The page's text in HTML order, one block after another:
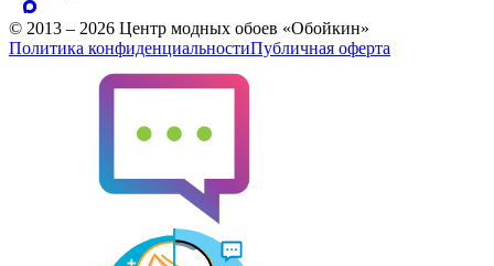
© 2013 – 2026 Центр модных обоев «Обойкин»
Политика конфиденциальностиПубличная оферта